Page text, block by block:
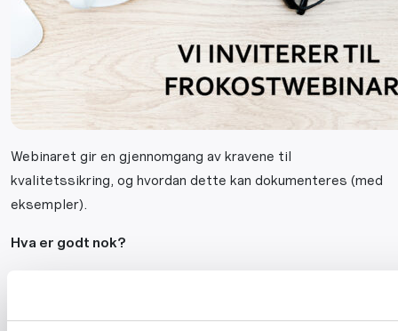
Webinaret gir en gjennomgang av kravene til
kvalitetssikring, og hvordan dette kan dokumenteres (med
eksempler).
Hva er godt nok?
Hvordan få gevinst av kvalitetssikringen?